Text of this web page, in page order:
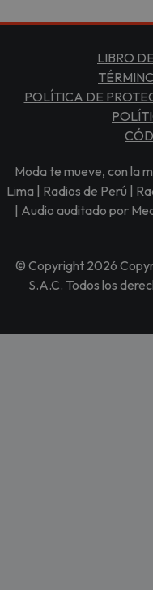
LIBRO
POLÍTICA DE
Moda te mueve, con la
Lima | Radios de Perú |
| Audio auditado por
© Copyright 2026
S.A.C. Todos los